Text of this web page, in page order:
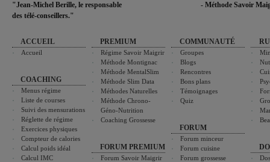
"Jean-Michel Berille, le responsable
des télé-conseillers."
- Méthode Savoir
ACCUEIL
Accueil
COACHING
Menus régime
Liste de courses
Suivi des mensurations
Réglette de régime
Exercices physiques
Compteur de calories
Calcul poids idéal
Calcul IMC
PREMIUM
Régime Savoir Maigrir
Méthode Montignac
Méthode MentalSlim
Méthode Slim Data
Méthodes Naturelles
Méthode Chrono-
Géno-Nutrition
Coaching Grossesse
FORUM PREMIUM
Forum Savoir Maigrir
COMMUNAUTÉ
Groupes
Blogs
Rencontres
Bons plans
Témoignages
Quiz
FORUM
Forum minceur
Forum cuisine
Forum grossesse